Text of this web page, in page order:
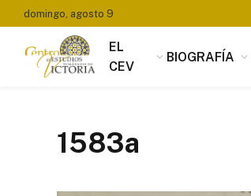
domingo, agosto 9
EL
CEV
BIOGRAFÍA
1583a